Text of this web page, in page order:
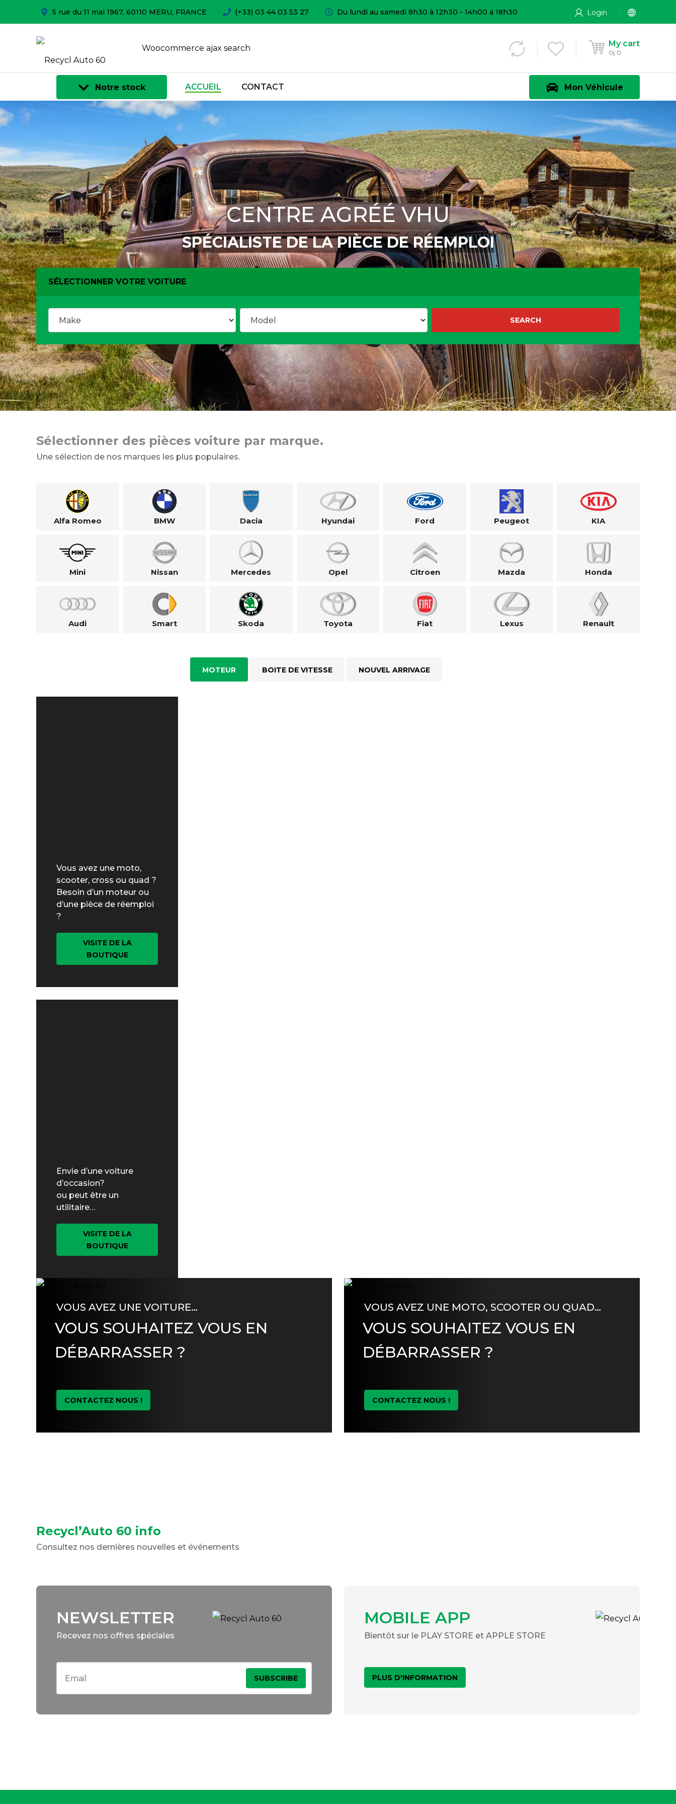
5 rue du 11 mai 1967, 60110 MERU, FRANCE (+33) 03 44 03 53 27 Du lundi au samedi 8h30 à 12h30 - 14h00 à 18h30 Login
Woocommerce ajax search My cart
0 0
Mon Véhicule
Notre stock ACCUEIL CONTACT
CENTRE AGRÉÉ VHU
SPÉCIALISTE DE LA PIÈCE DE RÉEMPLOI
SÉLECTIONNER VOTRE VOITURE
Sélectionner des pièces voiture par marque.
Une sélection de nos marques les plus populaires.
Alfa Romeo BMW Dacia Hyundai Ford Peugeot KIA
Mini Nissan Mercedes Opel Citroen Mazda Honda
Audi Smart Skoda Toyota Fiat Lexus Renault
Vous avez une moto,
scooter, cross ou quad ?
Besoin d’un moteur ou
d’une pièce de réemploi
?
VISITE DE LA
BOUTIQUE
Envie d’une voiture
d’occasion?
ou peut être un
utilitaire…
VISITE DE LA
BOUTIQUE
MOTEUR BOITE DE VITESSE NOUVEL ARRIVAGE
VOUS AVEZ UNE VOITURE…
VOUS SOUHAITEZ VOUS EN
DÉBARRASSER ?
CONTACTEZ NOUS !
VOUS AVEZ UNE MOTO, SCOOTER OU QUAD…
VOUS SOUHAITEZ VOUS EN
DÉBARRASSER ?
CONTACTEZ NOUS !
Recycl’Auto 60 info
Consultez nos dernières nouvelles et événements
NEWSLETTER
Recevez nos offres spéciales
MOBILE APP
Bientôt sur le PLAY STORE et APPLE STORE
PLUS D'INFORMATION